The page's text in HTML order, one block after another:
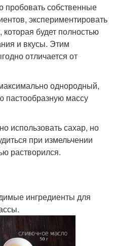
пробовать собственные
экспериментировать
будет полностью
и вкусы. Этим
отличается от
однородный,
пастообразную массу
использовать сахар, но
при измельчении
растворился.
ингредиенты для